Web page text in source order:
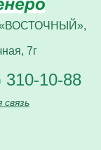
«ВОСТОЧНЫЙ»,
7г
310-10-88